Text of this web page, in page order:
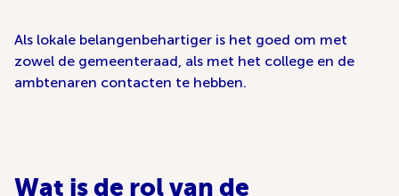
Als lokale belangenbehartiger is het goed om met
zowel de gemeenteraad, als met het college en de
ambtenaren contacten te hebben.
Wat is de rol van de